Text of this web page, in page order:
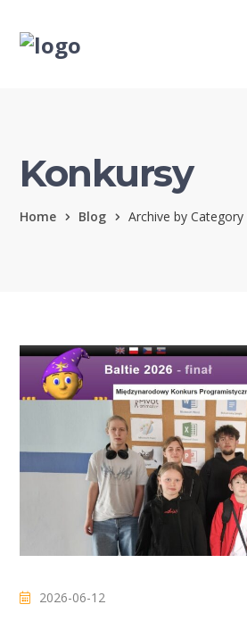
Konkursy
Home Blog Archive by
2026-06-12